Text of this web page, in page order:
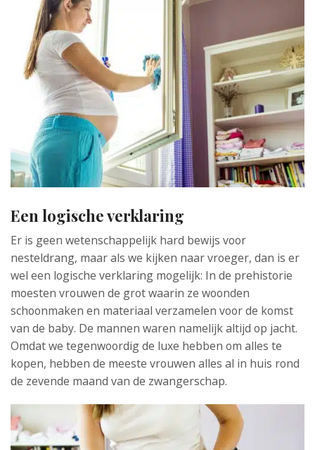
Een logische verklaring
Er is geen wetenschappelijk hard bewijs voor
nesteldrang, maar als we kijken naar vroeger, dan is er
wel een logische verklaring mogelijk: In de prehistorie
moesten vrouwen de grot waarin ze woonden
schoonmaken en materiaal verzamelen voor de komst
van de baby. De mannen waren namelijk altijd op jacht.
Omdat we tegenwoordig de luxe hebben om alles te
kopen, hebben de meeste vrouwen alles al in huis rond
de zevende maand van de zwangerschap.